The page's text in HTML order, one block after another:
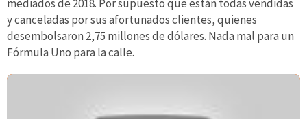
mediados de 2018. Por supuesto que están todas vendidas
y canceladas por sus afortunados clientes, quienes
desembolsaron 2,75 millones de dólares. Nada mal para un
Fórmula Uno para la calle.